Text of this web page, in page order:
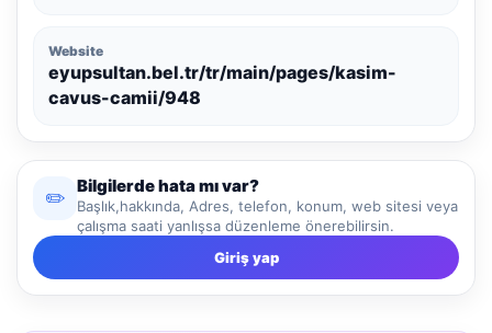
Website
eyupsultan.bel.tr/tr/main/pages/kasim-
cavus-camii/948
✏️
Bilgilerde hata mı var?
Başlık,hakkında, Adres, telefon, konum, web sitesi veya
çalışma saati yanlışsa düzenleme önerebilirsin.
Giriş yap